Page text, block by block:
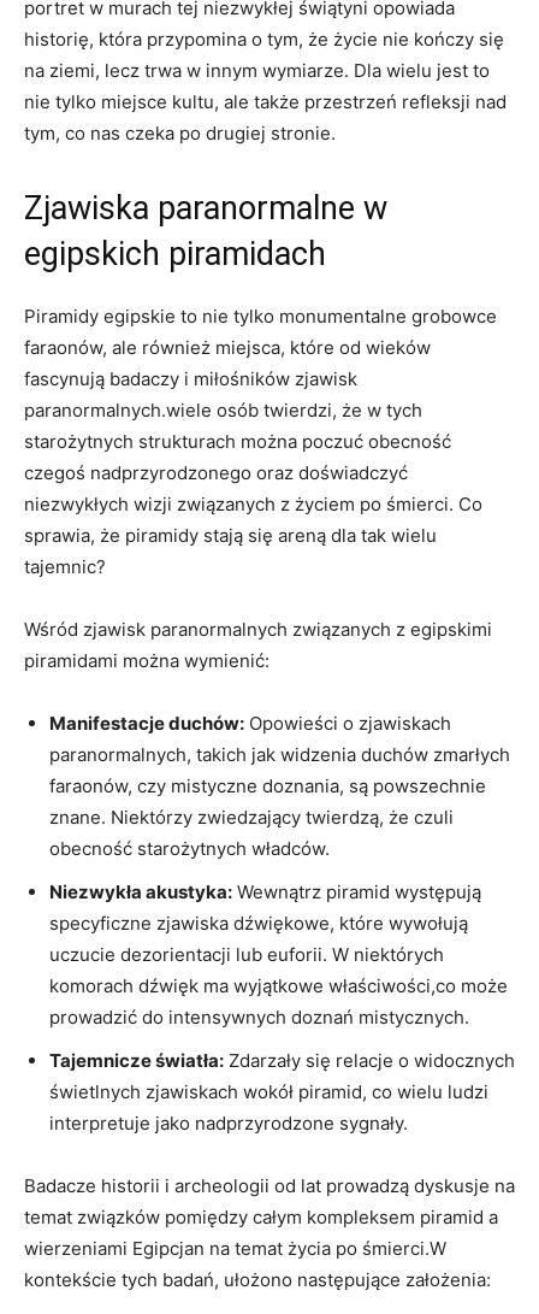
portret w murach tej niezwykłej świątyni opowiada
historię, która przypomina o tym, że życie nie kończy się
na ziemi, lecz trwa w innym wymiarze. Dla wielu jest to
nie tylko miejsce kultu, ale także przestrzeń refleksji nad
tym, co nas czeka po drugiej stronie.
Zjawiska paranormalne w
egipskich piramidach
Piramidy egipskie to nie tylko monumentalne grobowce
faraonów, ale również miejsca, które od wieków
fascynują badaczy i miłośników zjawisk
paranormalnych.wiele osób twierdzi, że w tych
starożytnych strukturach można poczuć obecność
czegoś nadprzyrodzonego oraz doświadczyć
niezwykłych wizji związanych z życiem po śmierci. Co
sprawia, że piramidy stają się areną dla tak wielu
tajemnic?
Wśród zjawisk paranormalnych związanych z egipskimi
piramidami można wymienić:
Manifestacje duchów: Opowieści o zjawiskach
paranormalnych, takich jak widzenia duchów zmarłych
faraonów, czy mistyczne doznania, są powszechnie
znane. Niektórzy zwiedzający twierdzą, że czuli
obecność starożytnych władców.
Niezwykła akustyka: Wewnątrz piramid występują
specyficzne zjawiska dźwiękowe, które wywołują
uczucie dezorientacji lub euforii. W niektórych
komorach dźwięk ma wyjątkowe właściwości,co może
prowadzić do intensywnych doznań mistycznych.
Tajemnicze światła: Zdarzały się relacje o widocznych
świetlnych zjawiskach wokół piramid, co wielu ludzi
interpretuje jako nadprzyrodzone sygnały.
Badacze historii i archeologii od lat prowadzą dyskusje na
temat związków pomiędzy całym kompleksem piramid a
wierzeniami Egipcjan na temat życia po śmierci.W
kontekście tych badań, ułożono następujące założenia: